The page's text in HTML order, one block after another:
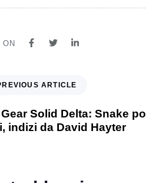
ON
ARTICLE
Solid Delta: Snake
indizi da David Hayter